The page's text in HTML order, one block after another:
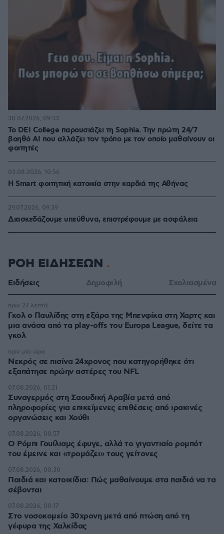
Το DEI College παρουσιάζει τη Sophia. Την πρώτη 24/7
βοηθό AI που αλλάζει τον τρόπο με τον οποίο μαθαίνουν οι
φοιτητές
30.07.2026, 09:33
Η Smart φοιτητική κατοικία στην καρδιά της Αθήνας
03.08.2026, 10:56
Διασκεδάζουμε υπεύθυνα, επιστρέφουμε με ασφάλεια
29.07.2026, 09:39
ΡΟΗ ΕΙΔΗΣΕΩΝ
Ειδήσεις Δημοφιλή Σχολιασμένα
Γκολ ο Παυλίδης στη εξάρα της Μπενφίκα στη Χαρτς και
μια ανάσα από τα play-offs του Europa League, δείτε τα
γκολ
πριν 27 λεπτά
Νεκρός σε πισίνα 24χρονος που κατηγορήθηκε ότι
εξαπάτησε πρώην αστέρες του NFL
πριν μία ώρα
Συναγερμός στη Σαουδική Αραβία μετά από
πληροφορίες για επικείμενες επιθέσεις από ιρακινές
οργανώσεις και Χούθι
07.08.2026, 01:21
Ο Ρόμπι Γουίλιαμς έφυγε, αλλά το γιγαντιαίο ρομπότ
του έμεινε και «τρομάζει» τους γείτονες
07.08.2026, 00:57
Παιδιά και κατοικίδια: Πώς μαθαίνουμε στα παιδιά να τα
σέβονται
07.08.2026, 00:30
Στο νοσοκομείο 30χρονη μετά από πτώση από τη
γέφυρα της Χαλκίδας
07.08.2026, 00:17